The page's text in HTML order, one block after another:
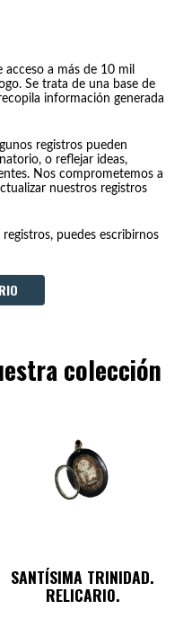
a más de 10 mil
Se trata de una base de
información generada
registros pueden
o reflejar ideas,
Nos comprometemos a
nuestros registros
puedes escribirnos
colección
SANTÍSIMA TRINIDAD.
RELICARIO.